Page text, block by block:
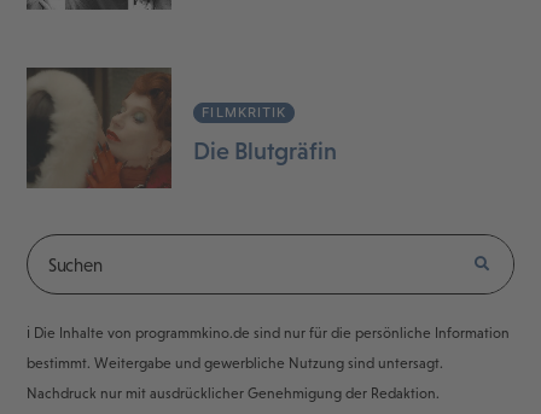
FILMKRITIK
Die Blutgräfin
ℹ️ Die Inhalte von programmkino.de sind nur für die persönliche Information
bestimmt. Weitergabe und gewerbliche Nutzung sind untersagt.
Nachdruck nur mit ausdrücklicher Genehmigung der Redaktion.